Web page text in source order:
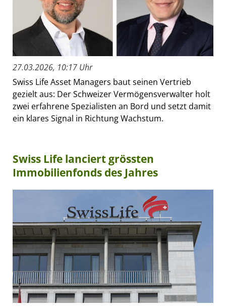
27.03.2026, 10:17 Uhr
Swiss Life Asset Managers baut seinen Vertrieb
gezielt aus: Der Schweizer Vermögensverwalter holt
zwei erfahrene Spezialisten an Bord und setzt damit
ein klares Signal in Richtung Wachstum.
Swiss Life lanciert grössten
Immobilienfonds des Jahres